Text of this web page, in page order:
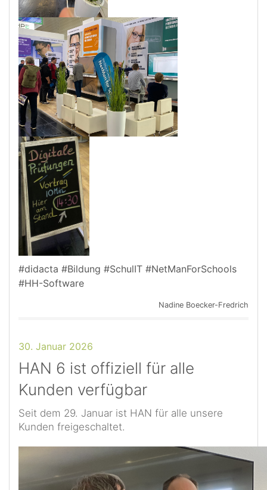
#didacta #Bildung #SchulIT #NetManForSchools
#HH-Software
Nadine Boecker-Fredrich
30. Januar 2026
HAN 6 ist offiziell für alle
Kunden verfügbar
Seit dem 29. Januar ist HAN für alle unsere
Kunden freigeschaltet.